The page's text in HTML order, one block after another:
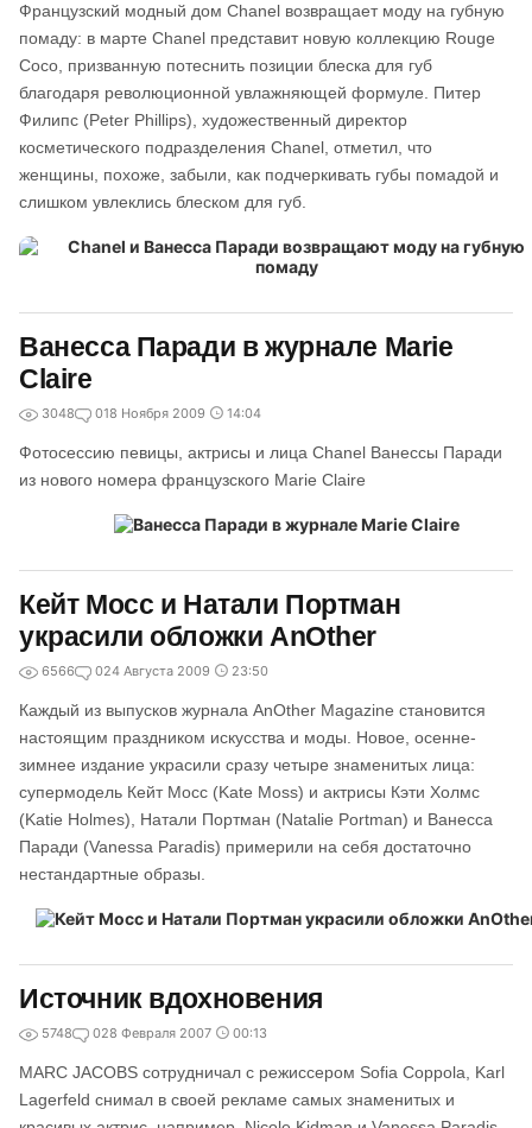
Французский модный дом Chanel возвращает моду на губную
помаду: в марте Chanel представит новую коллекцию Rouge
Coco, призванную потеснить позиции блеска для губ
благодаря революционной увлажняющей формуле. Питер
Филипс (Peter Phillips), художественный директор
косметического подразделения Chanel, отметил, что
женщины, похоже, забыли, как подчеркивать губы помадой и
слишком увлеклись блеском для губ.
Ванесса Паради в журнале Marie
Claire
3048 018 Ноября 2009 14:04
Фотосессию певицы, актрисы и лица Chanel Ванессы Паради
из нового номера французского Marie Claire
Кейт Мосс и Натали Портман
украсили обложки AnOther
6566 024 Августа 2009 23:50
Каждый из выпусков журнала AnOther Magazine становится
настоящим праздником искусства и моды. Новое, осенне-
зимнее издание украсили сразу четыре знаменитых лица:
супермодель Кейт Мосс (Kate Moss) и актрисы Кэти Холмс
(Katie Holmes), Натали Портман (Natalie Portman) и Ванесса
Паради (Vanessa Paradis) примерили на себя достаточно
нестандартные образы.
Источник вдохновения
5748 028 Февраля 2007 00:13
MARC JACOBS сотрудничал с режиссером Sofia Coppola, Karl
Lagerfeld снимал в своей рекламе самых знаменитых и